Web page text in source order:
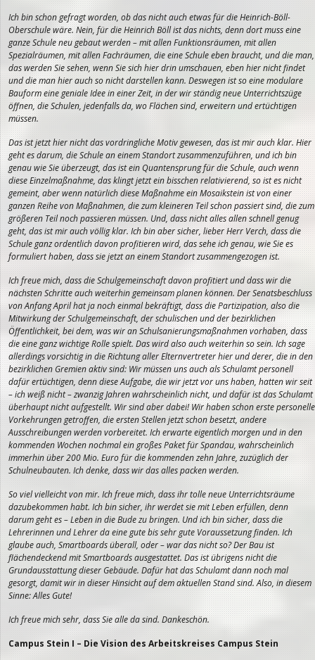
Ich bin schon gefragt worden, ob das nicht auch etwas für die Heinrich-Böll-
Oberschule wäre. Nein, für die Heinrich Böll ist das nichts, denn dort muss eine
ganze Schule neu gebaut werden – mit allen Funktionsräumen, mit allen
Spezialräumen, mit allen Fachräumen, die eine Schule eben braucht, und die man,
das werden Sie sehen, wenn Sie sich hier drin umschauen, eben hier nicht findet
und die man hier auch so nicht darstellenkann. Deswegen ist so eine modulare
Bauform eine geniale Idee in einer Zeit, in der wir ständig neue Unterrichtszüge
öffnen, die Schulen, jedenfalls da, wo Flächen sind, erweitern und ertüchtigen
müssen.
Das ist jetzt hier nicht das vordringliche Motiv gewesen, das ist mir auch klar. Hier
geht es darum, die Schule an einem Standort zusammenzuführen, und ich bin
genau wie Sie überzeugt, das ist ein Quantensprung für die Schule, auch wenn
diese Einzelmaßnahme, das klingt jetzt ein bisschen relativierend, so ist es nicht
gemeint, aber wenn natürlich diese Maßnahme ein Mosaikstein ist von einer
ganzen Reihe von Maßnahmen, die zum kleineren Teil schon passiert sind, die zum
größeren Teil noch passieren müssen. Und, dass nicht alles allen schnell genug
geht, das ist mir auch völlig klar. Ich bin aber sicher, lieber Herr Verch, dass die
Schule ganz ordentlich davon profitieren wird, das sehe ich genau, wie Sie es
formuliert haben, dass sie jetzt an einem Standort zusammengezogen ist.
Ich freue mich, dass die Schulgemeinschaft davon profitiert und dass wir die
nächsten Schritte auch weiterhin gemeinsam planen können. Der Senatsbeschluss
von Anfang April hat ja noch einmal bekräftigt, dass die Partizipation, also die
Mitwirkung der Schulgemeinschaft, der schulischen und der bezirklichen
Öffentlichkeit, bei dem, was wir an Schulsanierungsmaßnahmen vorhaben, dass
die eine ganz wichtige Rolle spielt. Das wird also auch weiterhin so sein. Ich sage
allerdings vorsichtig in die Richtung aller Elternvertreter hier und derer, die in den
bezirklichen Gremien aktiv sind: Wir müssen uns auch als Schulamt personell
dafür ertüchtigen, denn diese Aufgabe, die wir jetzt vor uns haben, hatten wir seit
– ich weiß nicht – zwanzig Jahren wahrscheinlich nicht, und dafür ist das Schulamt
überhaupt nicht aufgestellt. Wir sind aber dabei! Wir haben schon erste personelle
Vorkehrungen getroffen, die ersten Stellen jetzt schon besetzt, andere
Ausschreibungen werden vorbereitet. Ich erwarte eigentlich morgen und in den
kommenden Wochen nochmal ein großes Paket für Spandau, wahrscheinlich
immerhin über 200 Mio. Euro für die kommenden zehn Jahre, zuzüglich der
Schulneubauten. Ich denke, dass wir das alles packen werden.
So viel vielleicht von mir. Ich freue mich, dass ihr tolle neue Unterrichtsräume
dazubekommen habt. Ich bin sicher, ihr werdet sie mit Leben erfüllen, denn
darum geht es – Leben in die Bude zu bringen. Und ich bin sicher, dass die
Lehrerinnen und Lehrer da eine gute bis sehr gute Voraussetzung finden. Ich
glaube auch, Smartboards überall, oder – war das nicht so? Der Bau ist
flächendeckend mit Smartboards ausgestattet. Das ist übrigens nicht die
Grundausstattung dieser Gebäude. Dafür hat das Schulamt dann noch mal
gesorgt, damit wir in dieser Hinsicht auf dem aktuellen Stand sind. Also, in diesem
Sinne: Alles Gute!
Ich freue mich sehr, dass Sie alle da sind. Dankeschön.
Campus Stein I – Die Vision des Arbeitskreises Campus Stein